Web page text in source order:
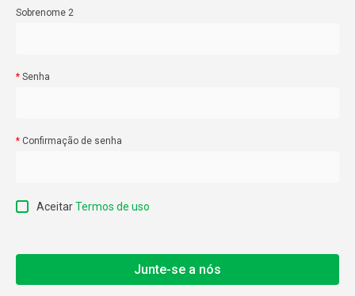
Sobrenome 2
Senha
Confirmação de senha
AceitarTermos de uso